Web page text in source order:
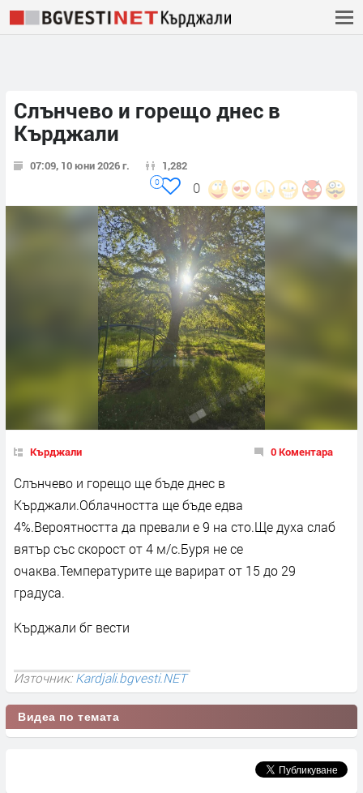
Слънчево и горещо днес в
Кърджали
07:09, 10 юни 2026 г. 1,282
0
0
Кърджали 0 Коментара
Слънчево и горещо ще бъде днес в
Кърджали.Облачността ще бъде едва
4%.Вероятността да превали е 9 на сто.Ще духа слаб
вятър със скорост от 4 м/с.Буря не се
очаква.Температурите ще варират от 15 до 29
градуса.
Кърджали бг вести
Източник:Kardjali.bgvesti.NET
Видеа по темата